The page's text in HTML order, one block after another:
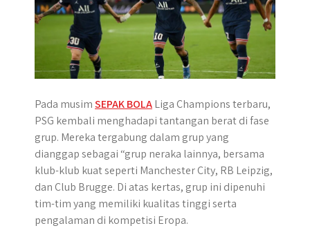
Pada musimSEPAK BOLALiga Champions terbaru,
PSG kembali menghadapi tantangan berat di fase
grup. Mereka tergabung dalam grup yang
dianggap sebagai “grup neraka lainnya, bersama
klub-klub kuat seperti Manchester City, RB Leipzig,
dan Club Brugge. Di atas kertas, grup ini dipenuhi
tim-tim yang memiliki kualitas tinggi serta
pengalaman di kompetisi Eropa.